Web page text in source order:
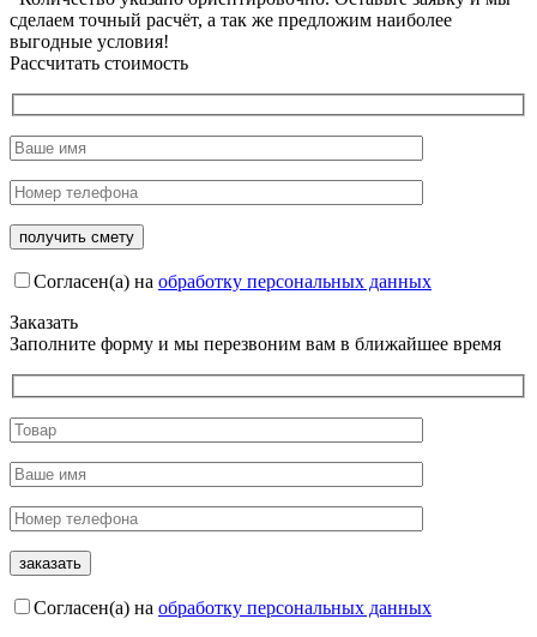
сделаем точный расчёт, а так же предложим наиболее
выгодные условия!
Рассчитать стоимость
Согласен(а) на обработку персональных данных
Заказать
Заполните форму и мы перезвоним вам в ближайшее время
Согласен(а) на обработку персональных данных